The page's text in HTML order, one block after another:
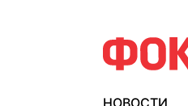
НОВОСТИ